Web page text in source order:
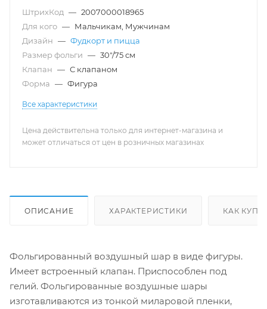
ШтрихКод — 2007000018965
Для кого — Мальчикам, Мужчинам
Дизайн — Фудкорт и пицца
Размер фольги — 30"/75 см
Клапан — С клапаном
Форма — Фигура
Все характеристики
Цена действительна только для интернет-магазина и
может отличаться от цен в розничных магазинах
ОПИСАНИЕ ХАРАКТЕРИСТИКИ КАК
Фольгированный воздушный шар в виде фигуры.
Имеет встроенный клапан. Приспособлен под
гелий. Фольгированные воздушные шары
изготавливаются из тонкой миларовой пленки,